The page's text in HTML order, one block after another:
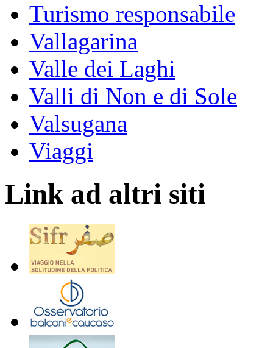
Turismo responsabile
Vallagarina
Valle dei Laghi
Valli di Non e di Sole
Valsugana
Viaggi
Link ad altri siti